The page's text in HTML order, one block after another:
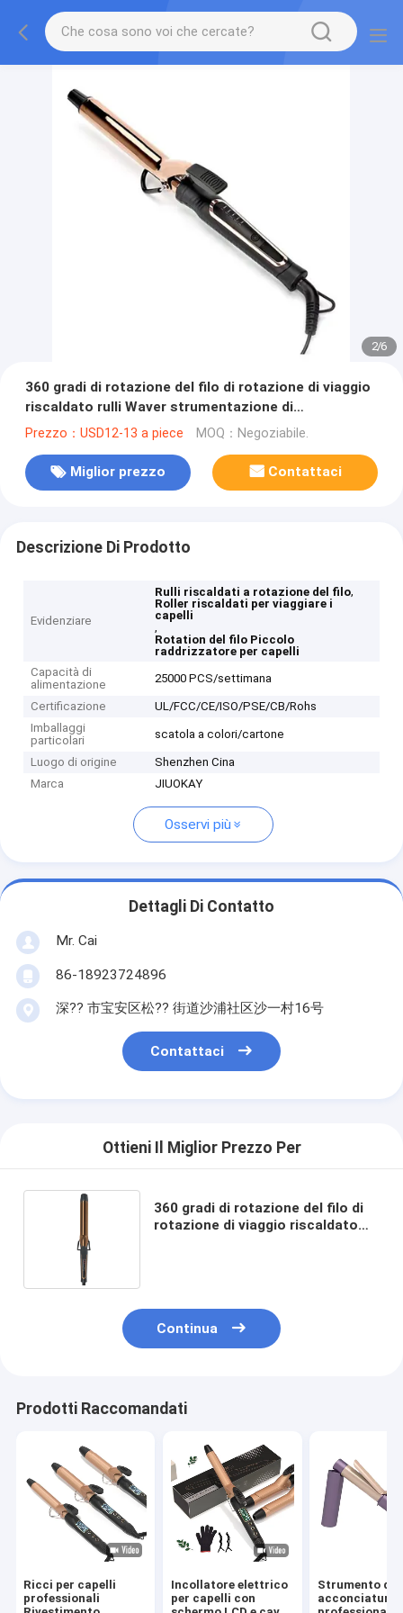
2/6
360 gradi di rotazione del filo di rotazione di viaggio
riscaldato rulli Waver strumentazione di
acconciatura
Prezzo：USD12-13 a piece MOQ：Negoziabile.
Miglior prezzo Contattaci
Descrizione Di Prodotto
Evidenziare
Rulli riscaldati a rotazione del filo,
Roller riscaldati per viaggiare i
capelli
,
Rotation del filo Piccolo
raddrizzatore per capelli
Capacità di
alimentazione
25000 PCS/settimana
Certificazione
UL/FCC/CE/ISO/PSE/CB/Rohs
Imballaggi
particolari
scatola a colori/cartone
Luogo di origine
Shenzhen Cina
Marca
JIUOKAY
Osservi più
Dettagli Di Contatto
Mr. Cai
86-18923724896
深?? 市宝安区松?? 街道沙浦社区沙一村16号
Contattaci
Ottieni Il Miglior Prezzo Per
360 gradi di rotazione del filo di
rotazione di viaggio riscaldato
Continua
Prodotti Raccomandati
Ricci per capelli
professionali
Incollatore elettrico
per capelli con
Strumento di
acconciatura